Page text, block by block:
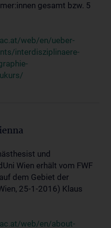
gesamt bzw. 5
web/en/ueber-
interdisziplinaere-
und
Wien erhält vom FWF
dem Gebiet der
25-1-2016) Klaus
web/en/about-